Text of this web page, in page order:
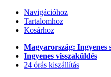
Navigációhoz
Tartalomhoz
Kosárhoz
Magyarország: Ingyenes
Ingyenes visszaküldés
24 órás kiszállítás